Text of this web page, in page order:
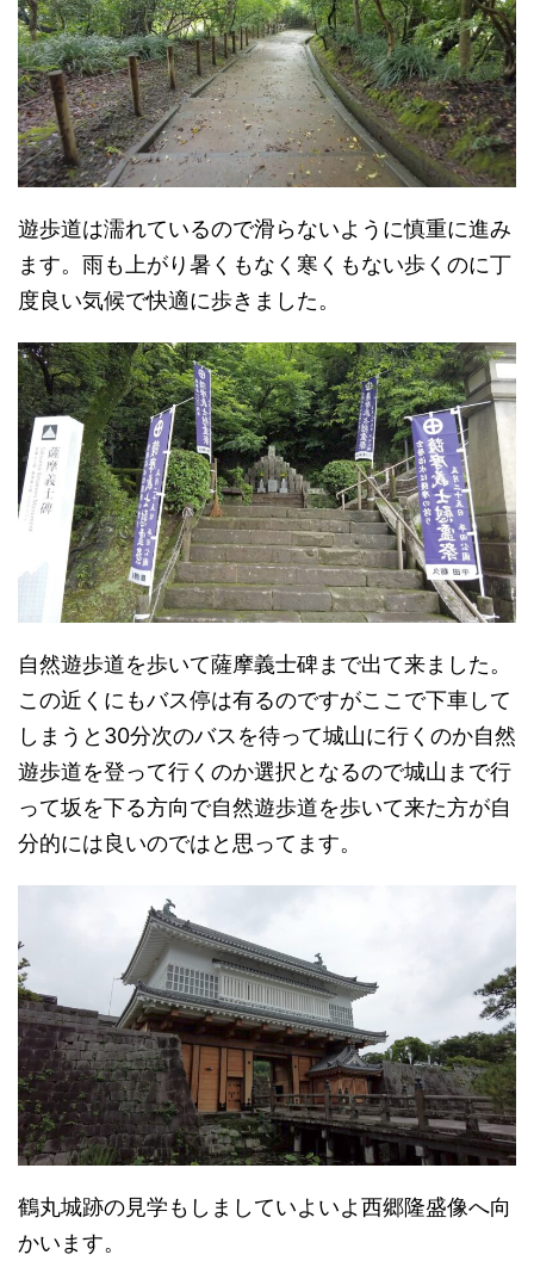
遊歩道は濡れているので滑らないように慎重に進み
ます。雨も上がり暑くもなく寒くもない歩くのに丁
度良い気候で快適に歩きました。
自然遊歩道を歩いて薩摩義士碑まで出て来ました。
この近くにもバス停は有るのですがここで下車して
しまうと30分次のバスを待って城山に行くのか自然
遊歩道を登って行くのか選択となるので城山まで行
って坂を下る方向で自然遊歩道を歩いて来た方が自
分的には良いのではと思ってます。
鶴丸城跡の見学もしましていよいよ西郷隆盛像へ向
かいます。